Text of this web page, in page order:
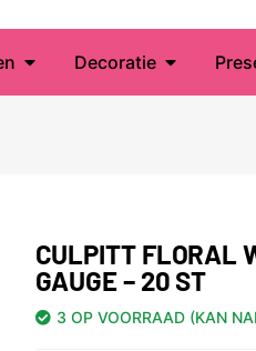
Decoratie
CULPITT FLORAL
GAUGE – 20 ST
3 OP VOORRAAD (KAN